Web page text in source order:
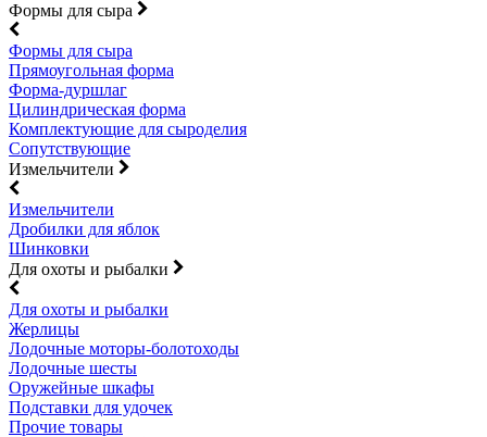
Формы для сыра
Формы для сыра
Прямоугольная форма
Форма-дуршлаг
Цилиндрическая форма
Комплектующие для сыроделия
Сопутствующие
Измельчители
Измельчители
Дробилки для яблок
Шинковки
Для охоты и рыбалки
Для охоты и рыбалки
Жерлицы
Лодочные моторы-болотоходы
Лодочные шесты
Оружейные шкафы
Подставки для удочек
Прочие товары